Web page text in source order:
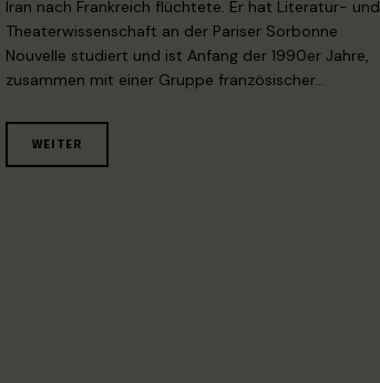
Iran nach Frankreich flüchtete. Er hat Literatur- und
Theaterwissenschaft an der Pariser Sorbonne
Nouvelle studiert und ist Anfang der 1990er Jahre,
zusammen mit einer Gruppe französischer…
WEITER